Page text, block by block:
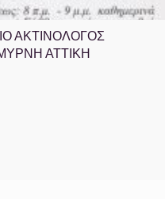
ΑΚΤΙΝΟΛΟΓΟΣ
ΑΤΤΙΚΗ